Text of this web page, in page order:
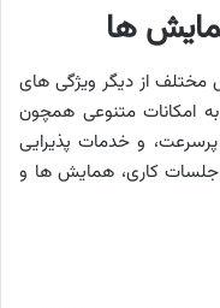
‌ها
مختلف از دیگر ویژگی های
امکانات متنوعی همچون
و خدمات پذیرایی
جلسات کاری، همایش ها و